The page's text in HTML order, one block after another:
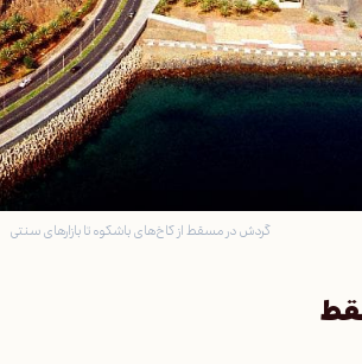
گردش در مسقط از کاخ‌های باشکوه تا بازارهای سنتی